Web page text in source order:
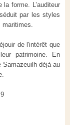
forme. L’auditeur
par les styles
de l'intérêt que
patrimoine. En
déjà au